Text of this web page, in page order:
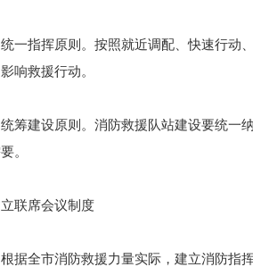
指挥原则。按照就近调配、快速行动、
响救援行动。
建设原则。消防救援队站建设要统一纳
。
席会议制度
全市消防救援力量实际，建立消防指挥